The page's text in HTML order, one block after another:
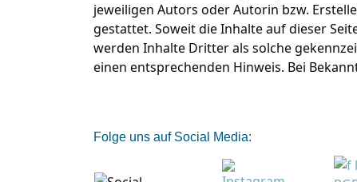
jeweiligen Autors oder Autorin bzw.
gestattet. Soweit die Inhalte auf dieser
werden Inhalte Dritter als solche
einen entsprechenden Hinweis. Bei
Folge uns auf Social Media: